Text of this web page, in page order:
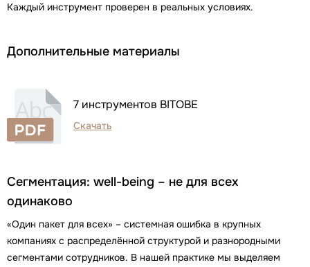
Каждый инструмент проверен в реальных условиях.
Дополнительные материалы
7 инструментов BITOBE
Скачать
Сегментация: well-being – не для всех
одинаково
«Один пакет для всех» – системная ошибка в крупных
компаниях с распределённой структурой и разнородными
сегментами сотрудников. В нашей практике мы выделяем